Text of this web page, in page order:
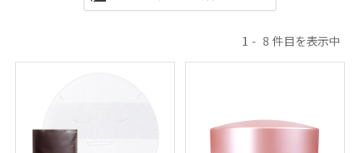
1 8